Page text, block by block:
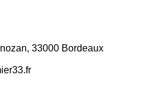
33000 Bordeaux